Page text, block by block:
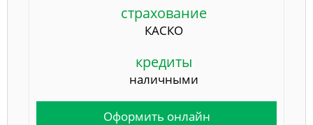
страхование
КАСКО
кредиты
наличными
Оформить онлайн